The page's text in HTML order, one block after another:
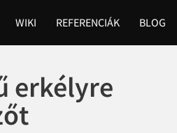
BLOG
REFERENCIÁK
WIKI
erkélyre